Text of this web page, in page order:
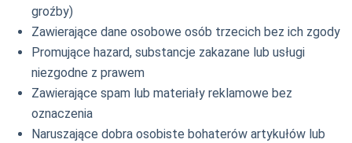
groźby)
Zawierające dane osobowe osób trzecich bez ich zgody
Promujące hazard, substancje zakazane lub usługi
niezgodne z prawem
Zawierające spam lub materiały reklamowe bez
oznaczenia
Naruszające dobra osobiste bohaterów artykułów lub